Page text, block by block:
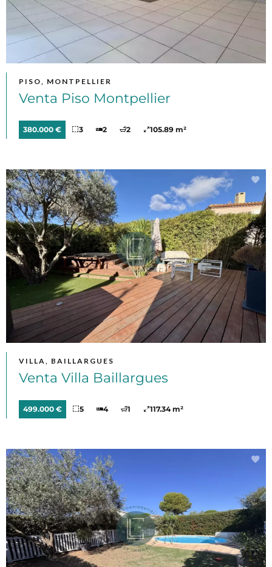
PISO, MONTPELLIER
Venta Piso Montpellier
380.000 € 3 2 2 105.89 m²
VILLA, BAILLARGUES
Venta Villa Baillargues
499.000 € 5 4 1 117.34 m²